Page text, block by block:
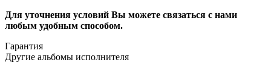
Для уточнения условий Вы можете связаться с нами
любым удобным способом.
Гарантия
Другие альбомы исполнителя